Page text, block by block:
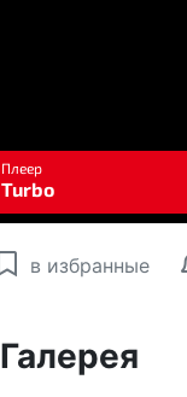
в избранные
Галерея